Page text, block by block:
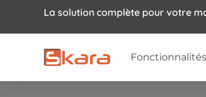
La solution complète pour votre
Fonctionnalités